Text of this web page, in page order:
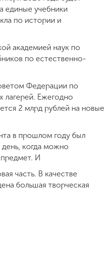
единые учебники
по истории и
академией наук по
по естественно-
Федерации по
лагерей. Ежегодно
2 млрд рублей на новые
в прошлом году был
когда можно
И
часть. В качестве
большая творческая